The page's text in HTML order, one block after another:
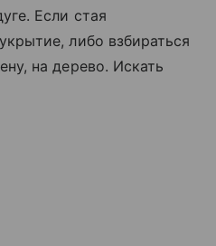
Если стая
либо взбираться
на дерево. Искать